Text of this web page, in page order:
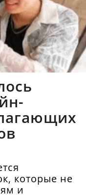
которые не
и